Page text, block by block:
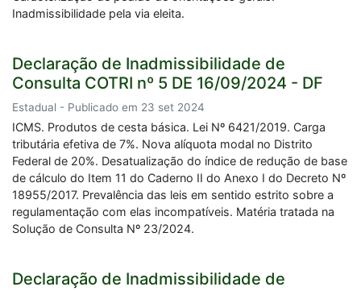
Inadmissibilidade pela via eleita.
Declaração de Inadmissibilidade de
Consulta COTRI nº 5 DE 16/09/2024 - DF
Estadual - Publicado em 23 set 2024
ICMS. Produtos de cesta básica. Lei Nº 6421/2019. Carga
tributária efetiva de 7%. Nova alíquota modal no Distrito
Federal de 20%. Desatualização do índice de redução de base
de cálculo do Item 11 do Caderno II do Anexo I do Decreto Nº
18955/2017. Prevalência das leis em sentido estrito sobre a
regulamentação com elas incompatíveis. Matéria tratada na
Solução de Consulta Nº 23/2024.
Declaração de Inadmissibilidade de